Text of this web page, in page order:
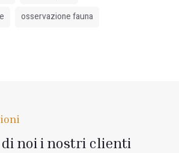
osservazione fauna
di noi i nostri clienti